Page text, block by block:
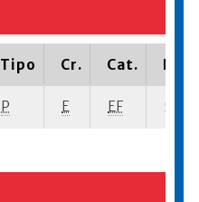
Tipo Cr. Cat.
P E EF 5 se-